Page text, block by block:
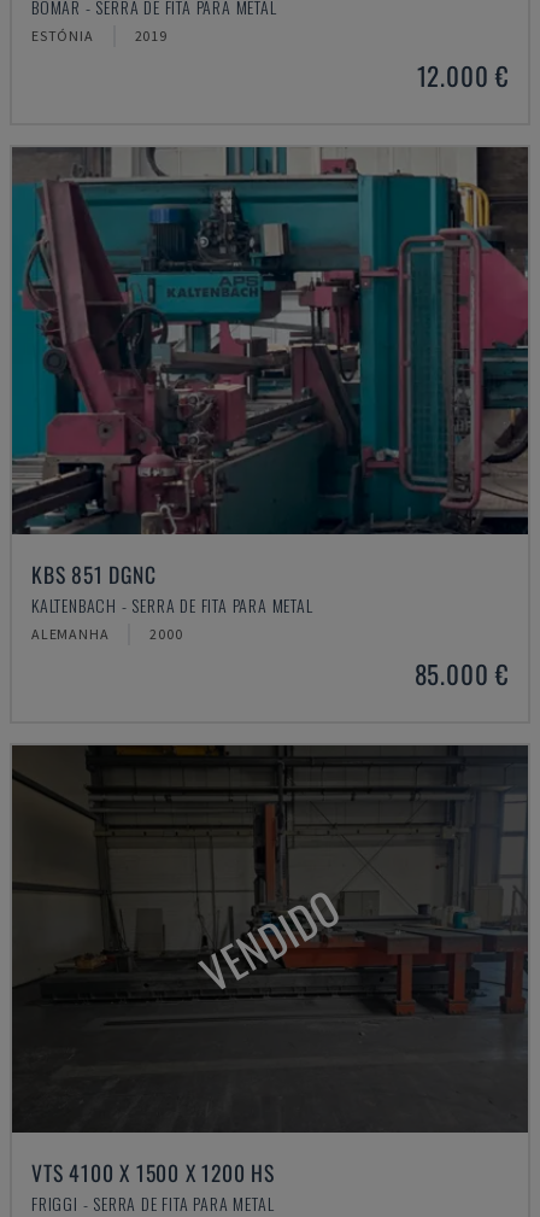
BOMAR - SERRA DE FITA PARA METAL
ESTÓNIA 2019
12.000 €
KBS 851 DGNC
KALTENBACH - SERRA DE FITA PARA METAL
ALEMANHA 2000
85.000 €
VENDIDO
VTS 4100 X 1500 X 1200 HS
FRIGGI - SERRA DE FITA PARA METAL